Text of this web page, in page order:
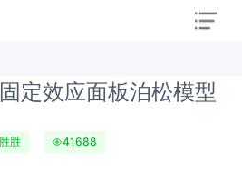
定效应面板泊松模型
胜 41688